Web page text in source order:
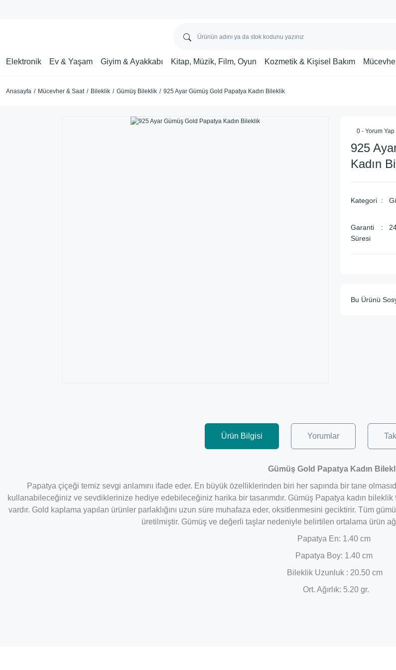
Elektronik Ev & Yaşam Giyim & Ayakkabı Kitap, Müzik, Film, Oyun Kozmetik & Kişisel Bakım
Anasayfa Mücevher & Saat Bileklik Gümüş Bileklik 925 Ayar Gümüş Gold Papatya Kadın Bileklik
0 - Yorum Yap
925
Kadın
Kategori
Garanti
Süresi
Bu Ürünü
Ürün Bilgisi Yorumlar
Gümüş Gold Papatya Kadın
Papatya çiçeği temiz sevgi anlamını ifade eder. En büyük özelliklerinden biri her sapında bir tane
kullanabileceğiniz ve sevdiklerinize hediye edebileceğiniz harika bir tasarımdır. Gümüş Papatya kadın
vardır. Gold kaplama yapılan ürünler parlaklığını uzun süre muhafaza eder, oksitlenmesini geciktirir. Tüm
üretilmiştir. Gümüş ve değerli taşlar nedeniyle belirtilen ortalama ürün
Papatya En: 1.40 cm
Papatya Boy: 1.40 cm
Bileklik Uzunluk : 20.50 cm
Ort. Ağırlık: 5.20 gr.